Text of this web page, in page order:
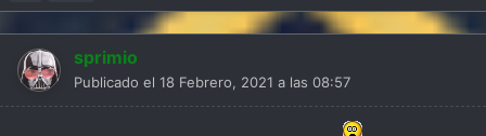
sprimio
Publicado el 18 Febrero, 2021 a las 08:57